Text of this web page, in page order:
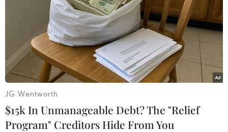
(TTXVN/Vietnam+)
JG Wentworth
$15k In Unmanageable Debt? The "Relief
Program" Creditors Hide From You